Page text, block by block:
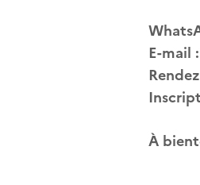
E-mail :
À